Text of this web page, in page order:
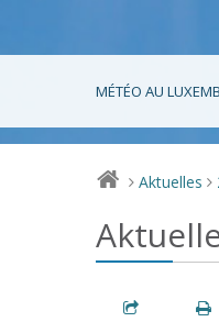
MÉTÉO AU
> Aktuelles >